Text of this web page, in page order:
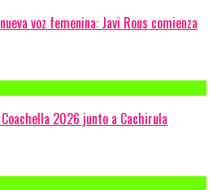
voz femenina: Javi Rous comienza
2026 junto a Cachirula